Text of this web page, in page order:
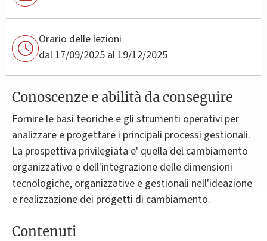
Orario delle lezioni
dal 17/09/2025 al 19/12/2025
Conoscenze e abilità da conseguire
Fornire le basi teoriche e gli strumenti operativi per
analizzare e progettare i principali processi gestionali.
La prospettiva privilegiata e' quella del cambiamento
organizzativo e dell'integrazione delle dimensioni
tecnologiche, organizzative e gestionali nell'ideazione
e realizzazione dei progetti di cambiamento.
Contenuti